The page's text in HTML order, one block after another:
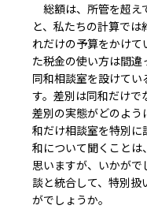
総額は、所管を超え
と、私たちの計算で
れだけの予算をかけ
た税金の使い方は間違
同和相談室を設けて
す。差別は同和だけで
差別の実態がどのよ
和だけ相談室を特別に
和について聞くことは
思いますが、いかが
談と統合して、特別扱
がでしょうか。